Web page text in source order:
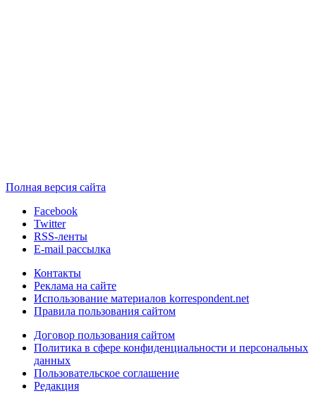
Полная версия сайта
Facebook
Twitter
RSS-ленты
E-mail рассылка
Контакты
Реклама на сайте
Использование материалов korrespondent.net
Правила пользования сайтом
Договор пользования сайтом
Политика в сфере конфиденциальности и персональных
данных
Пользовательское соглашение
Редакция